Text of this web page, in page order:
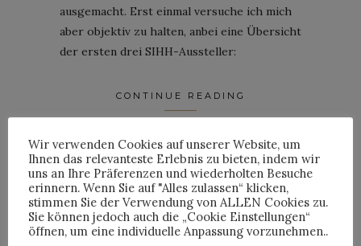
ausgemacht. Erst einmal versuche ich mich
aber objektiv zu halten, anbei eine Übersicht
der ersten drei SIHH-Aussteller:
CONTINUE READING
3 Comments
By JULIAN
Wir verwenden Cookies auf unserer Website, um
Ihnen das relevanteste Erlebnis zu bieten, indem wir
uns an Ihre Präferenzen und wiederholten Besuche
erinnern. Wenn Sie auf "Alles zulassen“ klicken,
stimmen Sie der Verwendung von ALLEN Cookies zu.
Sie können jedoch auch die „Cookie Einstellungen“
öffnen, um eine individuelle Anpassung vorzunehmen..